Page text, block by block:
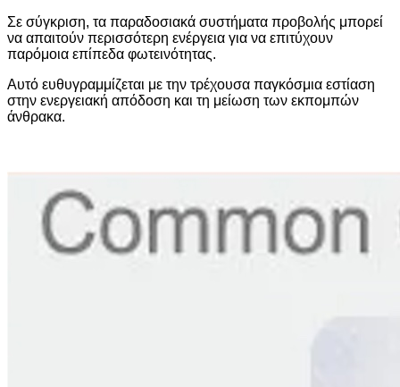
Σε σύγκριση, τα παραδοσιακά συστήματα προβολής μπορεί
να απαιτούν περισσότερη ενέργεια για να επιτύχουν
παρόμοια επίπεδα φωτεινότητας.
Αυτό ευθυγραμμίζεται με την τρέχουσα παγκόσμια εστίαση
στην ενεργειακή απόδοση και τη μείωση των εκπομπών
άνθρακα.